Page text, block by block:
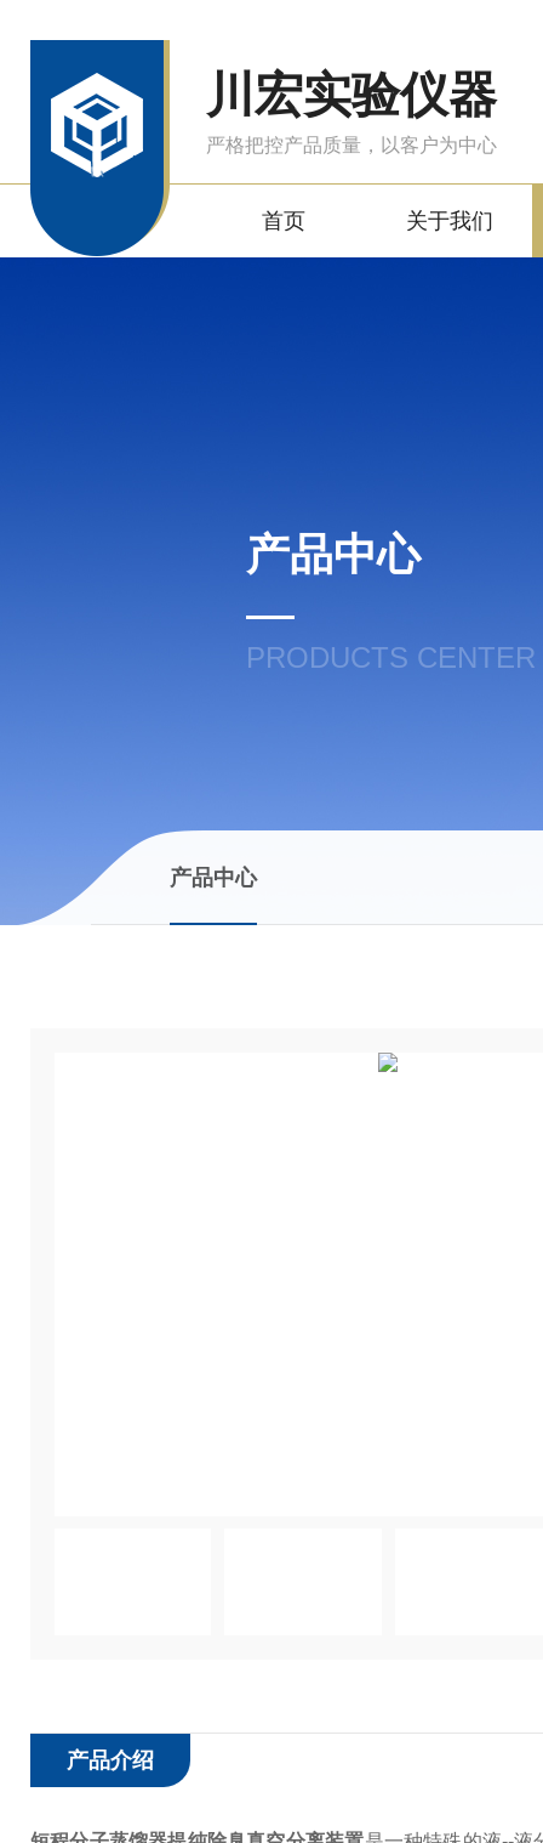
川宏实验仪器
严格把控产品质量，以客户为中心
首页 关于我们
产品中心
PRODUCTS CENTER
产品中心
产品介绍